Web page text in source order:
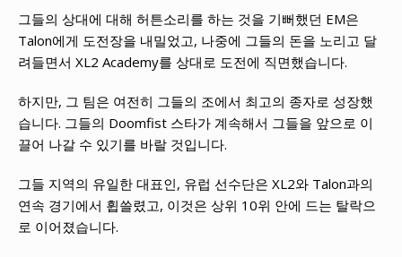
그들의 상대에 대해 허튼소리를 하는 것을 기뻐했던 EM은
Talon에게 도전장을 내밀었고, 나중에 그들의 돈을 노리고 달
려들면서 XL2 Academy를 상대로 도전에 직면했습니다.
하지만, 그 팀은 여전히 그들의 조에서 최고의 종자로 성장했
습니다. 그들의 Doomfist 스타가 계속해서 그들을 앞으로 이
끌어 나갈 수 있기를 바랄 것입니다.
그들 지역의 유일한 대표인, 유럽 선수단은 XL2와 Talon과의
연속 경기에서 휩쓸렸고, 이것은 상위 10위 안에 드는 탈락으
로 이어졌습니다.